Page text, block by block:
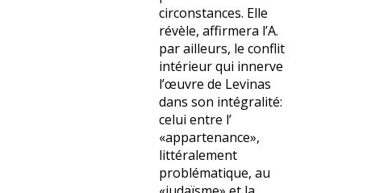
circonstances. Elle
révèle, affirmera l’A.
par ailleurs, le conflit
intérieur qui innerve
l’œuvre de Levinas
dans son intégralité:
celui entre l’
«appartenance»,
littéralement
problématique, au